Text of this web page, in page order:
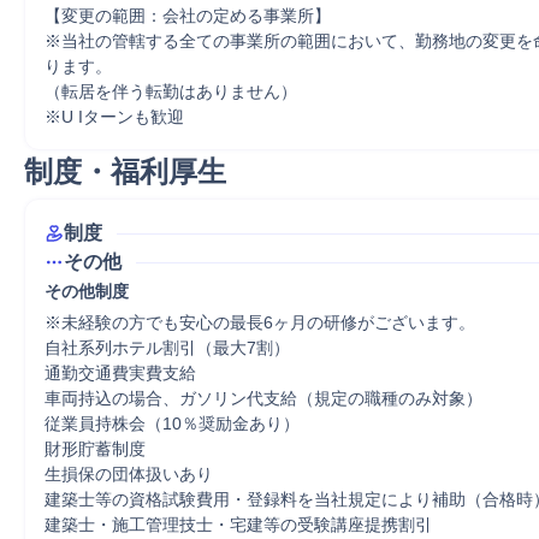
【変更の範囲：会社の定める事業所】
※当社の管轄する全ての事業所の範囲において、勤務地の変更を
ります。
（転居を伴う転勤はありません）
※U Iターンも歓迎
制度・福利厚生
制度
その他
その他制度
※未経験の方でも安心の最長6ヶ月の研修がございます。
自社系列ホテル割引（最大7割）
通勤交通費実費支給
車両持込の場合、ガソリン代支給（規定の職種のみ対象）
従業員持株会（10％奨励金あり）
財形貯蓄制度
生損保の団体扱いあり
建築士等の資格試験費用・登録料を当社規定により補助（合格時）
建築士・施工管理技士・宅建等の受験講座提携割引